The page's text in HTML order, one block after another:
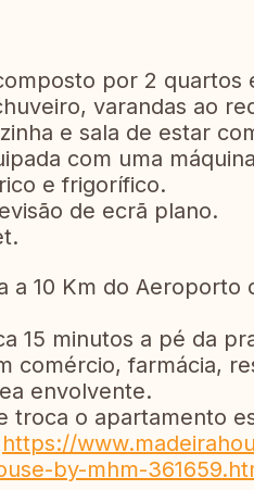
por 2 quartos
varandas ao
e sala de estar
com uma
e frigorífico.
de ecrã plano.
a 10 Km do Aeroporto
15 minutos a pé da
comércio, farmácia,
envolvente.
troca o apartamento
https://
by-mhm-